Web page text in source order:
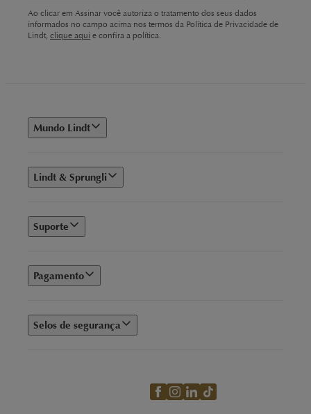
Ao clicar em Assinar você autoriza o tratamento dos seus dados
informados no campo acima nos termos da Política de Privacidade de
Lindt, clique aqui e confira a política.
Mundo Lindt
Lindt & Sprungli
Suporte
Pagamento
Selos de segurança